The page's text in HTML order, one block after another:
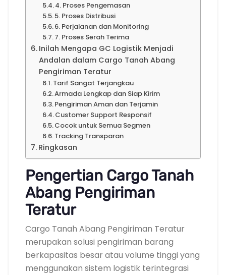
4. Proses Pengemasan
5. Proses Distribusi
6. Perjalanan dan Monitoring
7. Proses Serah Terima
Inilah Mengapa GC Logistik Menjadi
Andalan dalam Cargo Tanah Abang
Pengiriman Teratur
Tarif Sangat Terjangkau
Armada Lengkap dan Siap Kirim
Pengiriman Aman dan Terjamin
Customer Support Responsif
Cocok untuk Semua Segmen
Tracking Transparan
Ringkasan
Pengertian Cargo Tanah
Abang Pengiriman
Teratur
Cargo Tanah Abang Pengiriman Teratur
merupakan solusi pengiriman barang
berkapasitas besar atau volume tinggi yang
menggunakan sistem logistik terintegrasi